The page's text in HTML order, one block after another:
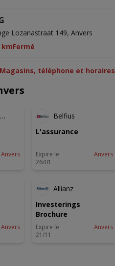
Lozanastraat 149, Anvers
kmFermé
téléphone et horaires
Anvers
Belfius
L'assurance
Expire le
26/01
Anvers
Anvers
Allianz
Investerings
Brochure
Expire le
21/11
Anvers